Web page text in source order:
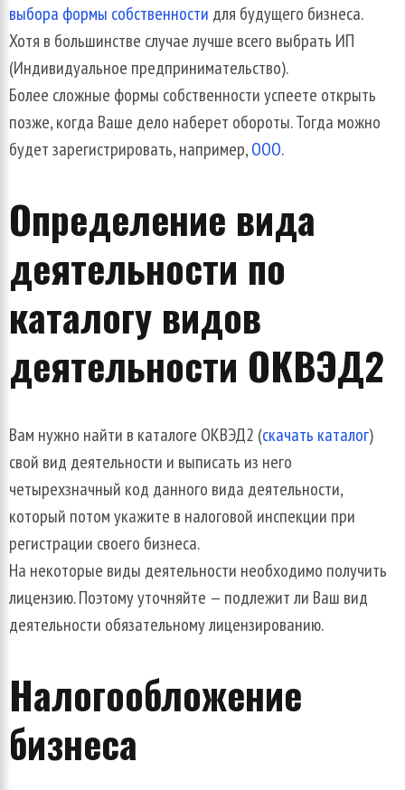
выбора формы собственности для будущего бизнеса.
Хотя в большинстве случаелучше всего выбрать ИП
(Индивидуальное предпринимательство).
Более сложные формы собственностиуспеете открыть
позже,когда Ваше дело наберет обороты.Тогда можно
будетзарегистрировать,например,ООО.
Определение вида
деятельности по
каталогу видов
деятельности ОКВЭД2
Вам нужно найти в каталоге ОКВЭД2 (скачать каталог)
свой вид деятельности и выписать из него
четырехзначный код данного вида деятельности,
который потомукажите в налоговой инспекции при
регистрации своего бизнеса.
На некоторые виды деятельности необходимо получить
лицензию.Поэтомууточняйте — подлежитли Ваш вид
деятельности обязательномулицензированию.
Налогообложение
бизнеса